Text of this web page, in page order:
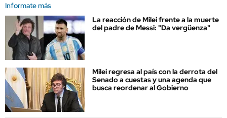
Informate más
La reacción de Milei frente a la muerte
del padre de Messi: "Da vergüenza"
Milei regresa al país con la derrota del
Senado a cuestas y una agenda que
busca reordenar al Gobierno